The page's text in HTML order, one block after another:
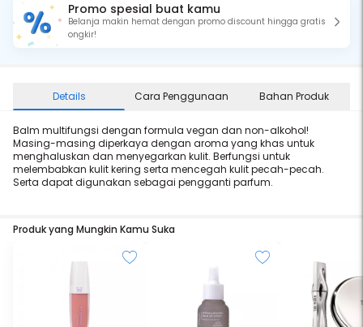
Promo spesial buat kamu
Belanja makin hemat dengan promo discount hingga gratis
ongkir!
Details Cara Penggunaan Bahan Produk
Balm multifungsi dengan formula vegan dan non-alkohol!
Masing-masing diperkaya dengan aroma yang khas untuk
menghaluskan dan menyegarkan kulit. Berfungsi untuk
melembabkan kulit kering serta mencegah kulit pecah-pecah.
Serta dapat digunakan sebagai pengganti parfum.
Produk yang Mungkin Kamu Suka